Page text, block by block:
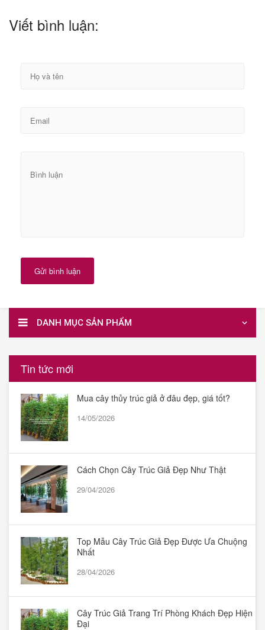
Viết bình luận:
Gửi bình luận
DANH MỤC SẢN PHẨM
Tin tức mới
Mua cây thủy trúc giả ở đâu đẹp, giá tốt?
14/05/2026
Cách Chọn Cây Trúc Giả Đẹp Như Thật
29/04/2026
Top Mẫu Cây Trúc Giả Đẹp Được Ưa Chuộng
Nhất
28/04/2026
Cây Trúc Giả Trang Trí Phòng Khách Đẹp Hiện
Đại